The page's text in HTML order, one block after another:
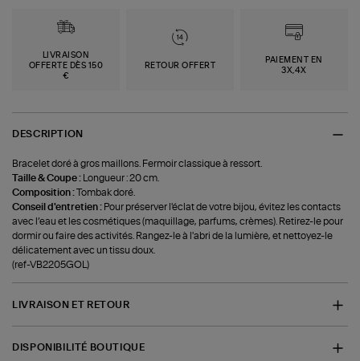
LIVRAISON
OFFERTE DÈS 150
€
RETOUR OFFERT
PAIEMENT EN
3X,4X
DESCRIPTION
Bracelet doré à gros maillons. Fermoir classique à ressort.
Taille & Coupe :
Longueur : 20 cm.
Composition :Tombak doré.
Conseil d'entretien : Pour préserver l'éclat de votre bijou, évitez les contacts
avec l’eau et les cosmétiques (maquillage, parfums, crèmes). Retirez-le pour
dormir ou faire des activités. Rangez-le à l'abri de la lumière, et nettoyez-le
délicatement avec un tissu doux.
(ref-VB2205GOL)
LIVRAISON ET RETOUR
DISPONIBILITÉ BOUTIQUE